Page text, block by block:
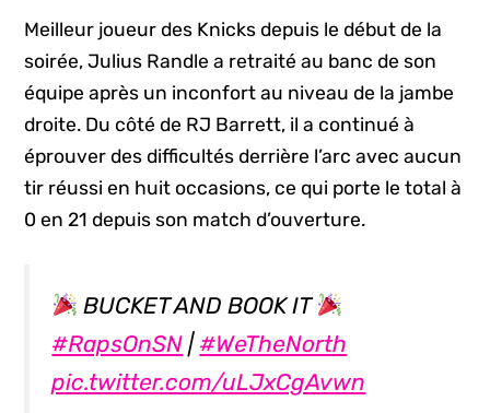
Meilleur joueur des Knicks depuis le début de la
soirée, Julius Randle a retraité au banc de son
équipe après un inconfort au niveau de la jambe
droite. Du côté de RJ Barrett, il a continué à
éprouver des difficultés derrière l’arc avec aucun
tir réussi en huit occasions, ce qui porte le total à
0 en 21 depuis son match d’ouverture.
BUCKET AND BOOK IT
#RapsOnSN | #WeTheNorth
pic.twitter.com/uLJxCgAvwn